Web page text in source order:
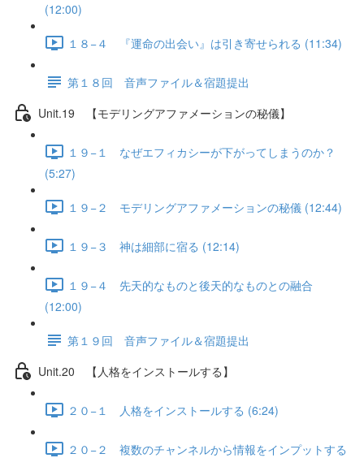
(12:00)
１８−４ 『運命の出会い』は引き寄せられる (11:34)
第１８回 音声ファイル＆宿題提出
Unit.19 【モデリングアファメーションの秘儀】
１９−１ なぜエフィカシーが下がってしまうのか？
(5:27)
１９−２ モデリングアファメーションの秘儀 (12:44)
１９−３ 神は細部に宿る (12:14)
１９−４ 先天的なものと後天的なものとの融合
(12:00)
第１９回 音声ファイル＆宿題提出
Unit.20 【人格をインストールする】
２０−１ 人格をインストールする (6:24)
２０−２ 複数のチャンネルから情報をインプットする